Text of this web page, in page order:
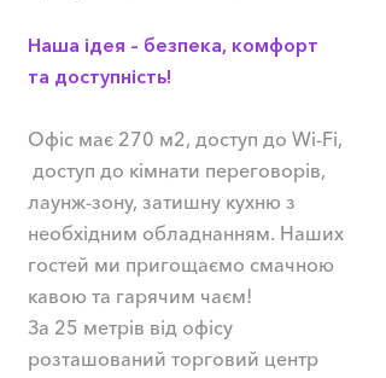
Наша ідея – безпека, комфорт
та доступність!
Офіс має 270 м2, доступ до Wi-Fi,
доступ до кімнати переговорів,
лаунж-зону, затишну кухню з
необхідним обладнанням. Наших
гостей ми пригощаємо смачною
кавою та гарячим чаєм!
За 25 метрів від офісу
розташований торговий центр